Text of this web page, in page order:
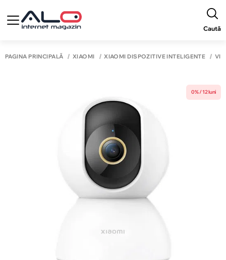
Caută
PAGINA PRINCIPALĂ XIAOMI XIAOMI DISPOZITIVE INTELIGENTE
0% / 12 luni